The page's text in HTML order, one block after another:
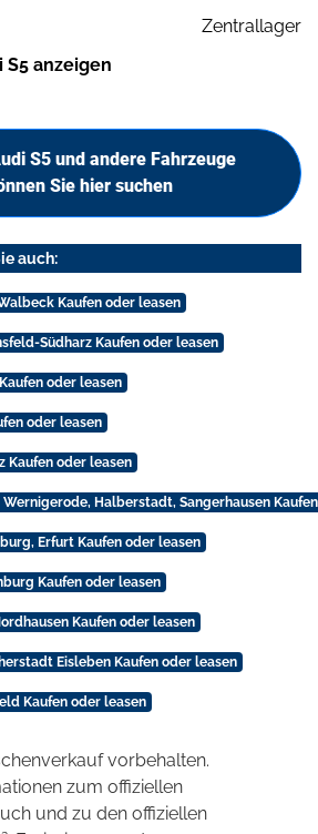
Zentrallager
S5 anzeigen
S5 und andere Fahrzeuge
Sie hier suchen
auch:
Kaufen oder leasen
Südharz Kaufen oder leasen
oder leasen
oder leasen
Kaufen oder leasen
Wernigerode, Halberstadt, Sangerhausen
Erfurt Kaufen oder leasen
Kaufen oder leasen
Kaufen oder leasen
Eisleben Kaufen oder leasen
Kaufen oder leasen
vorbehalten.
zum offiziellen
und zu den offiziellen